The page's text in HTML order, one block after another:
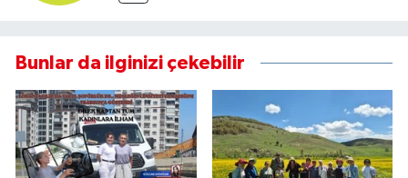
Bunlar da ilginizi çekebilir